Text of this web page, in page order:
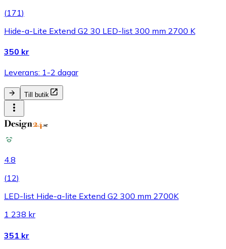
(171)
Hide-a-Lite Extend G2 30 LED-list 300 mm 2700 K
350 kr
Leverans: 1-2 dagar
Till butik
4.8
(12)
LED-list Hide-a-lite Extend G2 300 mm 2700K
1 238 kr
351 kr